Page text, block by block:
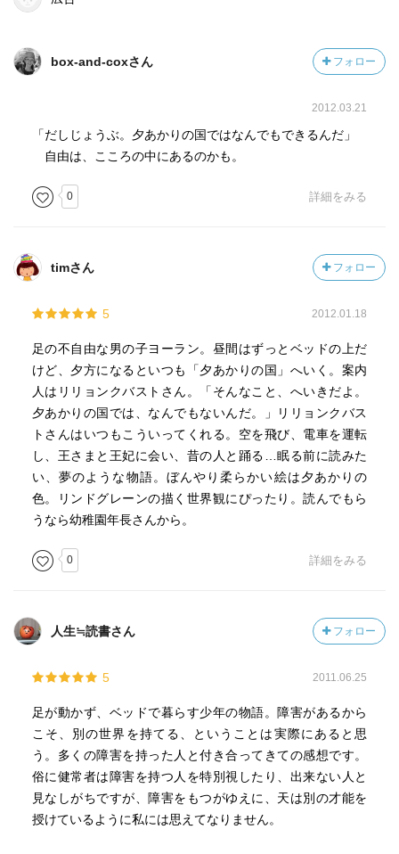
box-and-coxさん フォロー
2012.03.21
「だしじょうぶ。夕あかりの国ではなんでもできるんだ」
自由は、こころの中にあるのかも。
0 詳細をみる
timさん フォロー
5 2012.01.18
足の不自由な男の子ヨーラン。昼間はずっとベッドの上だ
けど、夕方になるといつも「夕あかりの国」へいく。案内
人はリリョンクバストさん。「そんなこと、へいきだよ。
夕あかりの国では、なんでもないんだ。」リリョンクバス
トさんはいつもこういってくれる。空を飛び、電車を運転
し、王さまと王妃に会い、昔の人と踊る…眠る前に読みた
い、夢のような物語。ぼんやり柔らかい絵は夕あかりの
色。リンドグレーンの描く世界観にぴったり。読んでもら
うなら幼稚園年長さんから。
0 詳細をみる
人生≒読書さん フォロー
5 2011.06.25
足が動かず、ベッドで暮らす少年の物語。障害があるから
こそ、別の世界を持てる、ということは実際にあると思
う。多くの障害を持った人と付き合ってきての感想です。
俗に健常者は障害を持つ人を特別視したり、出来ない人と
見なしがちですが、障害をもつがゆえに、天は別の才能を
授けているように私には思えてなりません。